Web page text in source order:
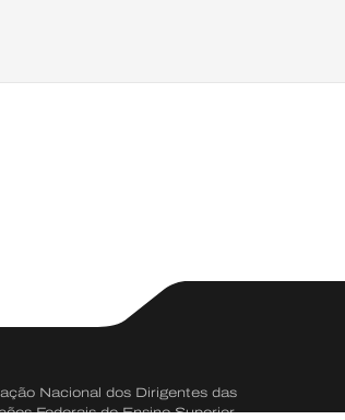
Nacional dos Dirigentes das
Federais de Ensino Superior.